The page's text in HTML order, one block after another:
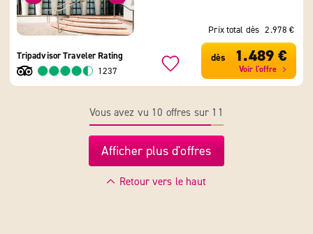
Tripadvisor Traveler Rating
1237
Prix total dès 2.978 €
dès 1.489 €
Voir l'offre
Vous avez vu 10 offres sur 11
Afficher plus d'offres
Retour vers le haut